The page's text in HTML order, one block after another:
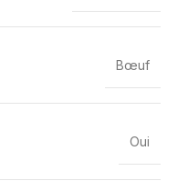
Bœuf
Oui